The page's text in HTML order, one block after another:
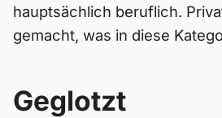
hauptsächlich beruflich.
gemacht, was in diese
Geglotzt